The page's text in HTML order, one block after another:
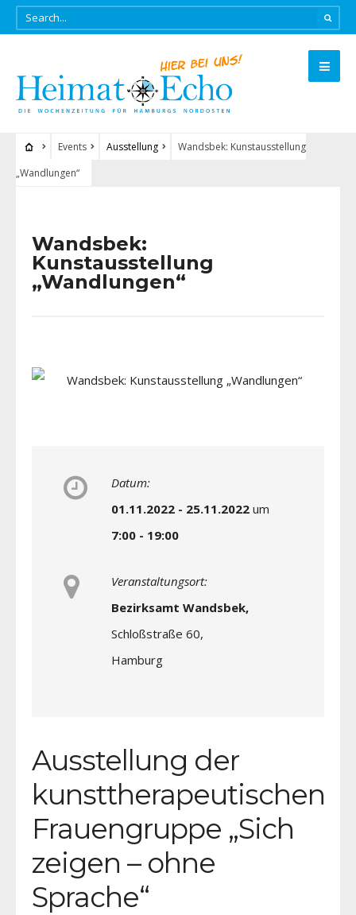
Events Ausstellung
Wandsbek: Kunstausstellung
„Wandlungen“
Wandsbek:
Kunstausstellung
„Wandlungen“
Datum:
01.11.2022 - 25.11.2022 um
7:00 - 19:00
Veranstaltungsort:
Bezirksamt Wandsbek,
Schloßstraße 60,
Hamburg
Ausstellung der
kunsttherapeutischen
Frauengruppe „Sich
zeigen – ohne
Sprache“